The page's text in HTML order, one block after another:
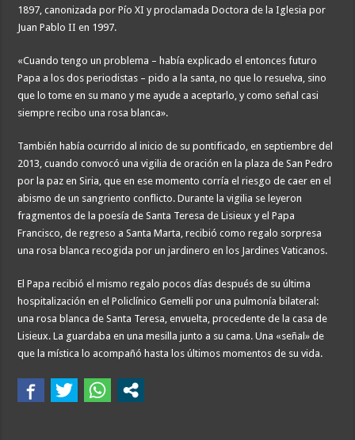
1897, canonizada por Pío XI y proclamada Doctora de la Iglesia por
Juan Pablo II en 1997.
«Cuando tengo un problema – había explicado el entonces futuro
Papa a los dos periodistas – pido a la santa, no que lo resuelva, sino
que lo tome en su mano y me ayude a aceptarlo, y como señal casi
siempre recibo una rosa blanca».
También había ocurrido al inicio de su pontificado, en septiembre del
2013, cuando convocó una vigilia de oración en la plaza de San Pedro
por la paz en Siria, que en ese momento corría el riesgo de caer en el
abismo de un sangriento conflicto. Durante la vigilia se leyeron
fragmentos de la poesía de Santa Teresa de Lisieux y el Papa
Francisco, de regreso a Santa Marta, recibió como regalo sorpresa
una rosa blanca recogida por un jardinero en los Jardines Vaticanos.
El Papa recibió el mismo regalo pocos días después de su última
hospitalización en el Policlínico Gemelli por una pulmonía bilateral:
una rosa blanca de Santa Teresa, envuelta, procedente de la casa de
Lisieux. La guardaba en una mesilla junto a su cama. Una «señal» de
que la mística lo acompañó hasta los últimos momentos de su vida.